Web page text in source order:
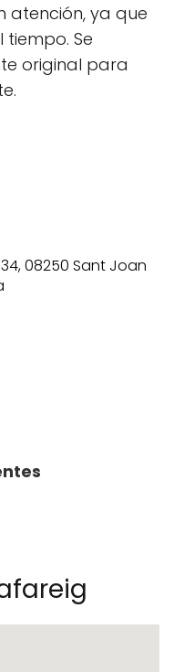
atención, ya que
Se
original para
08250 Sant Joan